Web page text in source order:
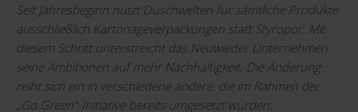
Seit Jahresbeginn nutzt Duschwelten für sämtliche Produkte
ausschließlich Kartonageverpackungen statt Styropor. Mit
diesem Schritt unterstreicht das Neuwieder Unternehmen
seine Ambitionen auf mehr Nachhaltigkeit. Die Änderung
reiht sich ein in verschiedene andere, die im Rahmen der
„Go Green“-Initiative bereits umgesetzt wurden.